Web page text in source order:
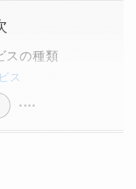
スの種類
ス